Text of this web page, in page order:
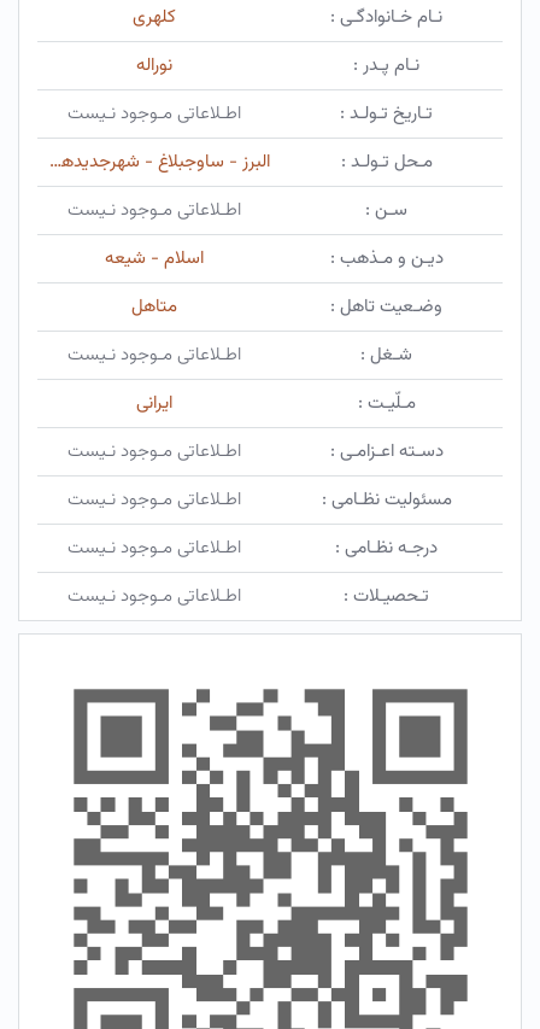
نـام خـانوادگـی :
کلهری
نـام پـدر :
نوراله
تـاریخ تـولـد :
اطـلاعاتی مـوجود نـیست
مـحل تـولـد :
البرز - ساوجبلاغ - شهرجدیدهشتگرد
سـن :
اطـلاعاتی مـوجود نـیست
دیـن و مـذهب :
اسلام - شیعه
وضـعیت تاهل :
متاهل
شـغل :
اطـلاعاتی مـوجود نـیست
مـلّیـت :
ایرانی
دسـته اعـزامـی :
اطـلاعاتی مـوجود نـیست
مسئولیت نظـامی :
اطـلاعاتی مـوجود نـیست
درجـه نظـامی :
اطـلاعاتی مـوجود نـیست
تـحصیـلات :
اطـلاعاتی مـوجود نـیست